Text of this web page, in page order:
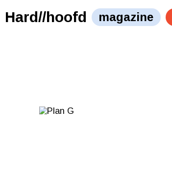
Hard//hoofd magazine